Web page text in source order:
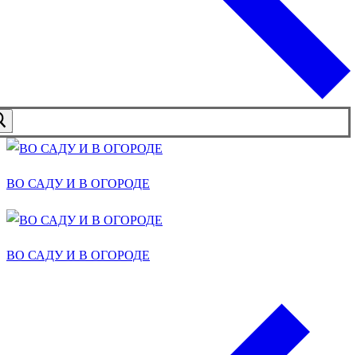
ВО САДУ И В ОГОРОДЕ
ВО САДУ И В ОГОРОДЕ